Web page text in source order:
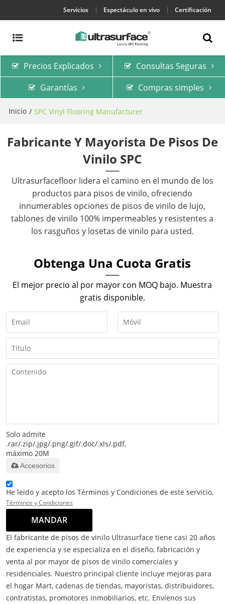
Servicios Espectáculo en vivo Certificación
Precios Explicados
Consultas Seguras
Garantías
Compras simples
Inicio / SPC Vinyl Flooring Manufacturer
Fabricante Y Mayorista De Pisos De
Vinilo SPC
Ultrasurfacefloor lidera el camino en el mundo de los
productos para pisos de vinilo, ofreciendo
innumerables opciones de pisos de vinilo de lujo,
tablones de vinilo 100% impermeables y resistentes a
los rasguños y losetas de vinilo para usted.
Obtenga Una Cuota Gratis
El mejor precio al por mayor con MOQ bajo. Muestra
gratis disponible.
Solo admite
.rar/.zip/.jpg/.png/.gif/.doc/.xls/.pdf,
máximo 20M
Accesorios
He leido y acepto los Términos y Condiciones de este servicio,
Términos y Condiciones
MANDAR
El fabricante de pisos de vinilo Ultrasurface tiene casi 20 años
de experiencia y se especializa en el diseño, fabricación y
venta al por mayor de pisos de vinilo comerciales y
residenciales. Nuestro principal cliente incluye mejoras para
el hogar Mart, cadenas de tiendas, mayoristas, distribuidores,
contratistas, promotores inmobiliarios, etc. Envíenos sus